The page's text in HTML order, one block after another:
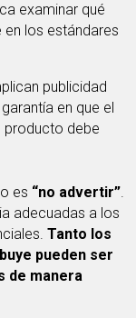
examinar qué
los estándares
publicidad
en que el
producto debe
es “no advertir”
adecuadas a los
Tanto los
pueden ser
de manera